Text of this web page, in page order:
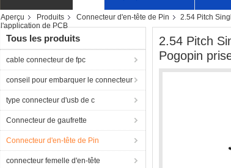
NOUVELLES
Aperçu Produits Connecteur d'en-tête de Pin
2.54 Pitch
l'application de PCB
Tous les produits
cable connecteur de fpc
conseil pour embarquer le connecteur
type connecteur d'usb de c
Connecteur de gaufrette
Connecteur d'en-tête de Pin
connecteur femelle d'en-tête
2.54 Pitch
Pogopin